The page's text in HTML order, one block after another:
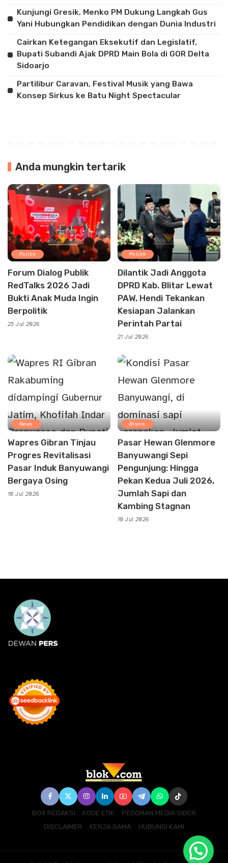
Kunjungi Gresik, Menko PM Dukung Langkah Gus
Yani Hubungkan Pendidikan dengan Dunia Industri
Cairkan Ketegangan Eksekutif dan Legislatif,
Bupati Subandi Ajak DPRD Main Bola di GOR Delta
Sidoarjo
Partilibur Caravan, Festival Musik yang Bawa
Konsep Sirkus ke Batu Night Spectacular
Anda mungkin tertarik
Politik
Forum Dialog Publik
RedTalks 2026 Jadi
Bukti Anak Muda Ingin
Berpolitik
25 Jul 2026
Politik
Dilantik Jadi Anggota
DPRD Kab. Blitar Lewat
PAW, Hendi Tekankan
Kesiapan Jalankan
Perintah Partai
21 Jul 2026
News
Wapres Gibran Tinjau
Progres Revitalisasi
Pasar Induk Banyuwangi
Bergaya Osing
10 Jul 2026
Bisnis
Pasar Hewan Glenmore
Banyuwangi Sepi
Pengunjung: Hingga
Pekan Kedua Juli 2026,
Jumlah Sapi dan
Kambing Stagnan
10 Jul 2026
BOX REDAKSI KODE ETIK
PEDOMAN MEDIA SIBER
DISCLAIMER
KERJA SAMA HUBUNGI KAMI